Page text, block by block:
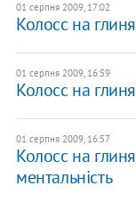
01 серпня 2009, 17:02
Колосс на
01 серпня 2009, 16:59
Колосс на
01 серпня 2009, 16:57
Колосс на
ментальність